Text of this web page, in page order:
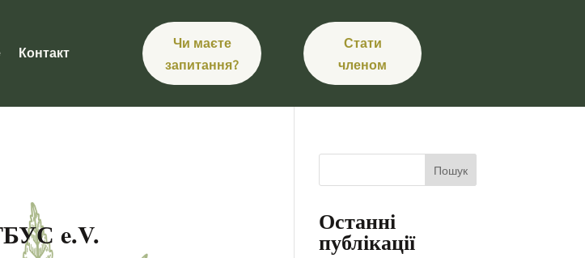
Контакт
Чи маєте
запитання?
Стати
членом
e.V.
Пошук
Останні
публікації